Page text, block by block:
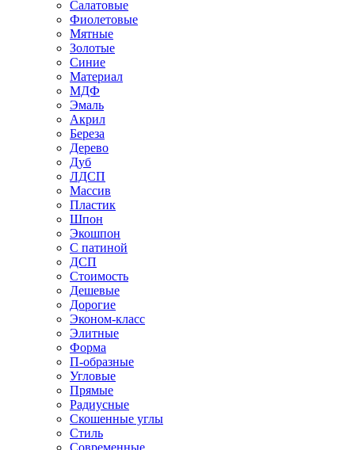
Салатовые
Фиолетовые
Мятные
Золотые
Синие
Материал
МДФ
Эмаль
Акрил
Береза
Дерево
Дуб
ЛДСП
Массив
Пластик
Шпон
Экошпон
С патиной
ДСП
Стоимость
Дешевые
Дорогие
Эконом-класс
Элитные
Форма
П-образные
Угловые
Прямые
Радиусные
Скошенные углы
Стиль
Современные